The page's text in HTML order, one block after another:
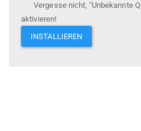
Vergesse nicht, "Unbekannte
aktivieren!
INSTALLIEREN